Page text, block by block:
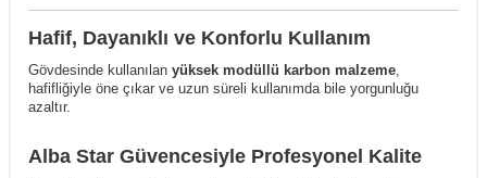
Hafif, Dayanıklı ve Konforlu Kullanım
Gövdesinde kullanılan yüksek modüllü karbon malzeme
hafifliğiyle öne çıkar ve uzun süreli kullanımda bile yorgunluğu
azaltır.
Alba Star Güvencesiyle Profesyonel Kalite